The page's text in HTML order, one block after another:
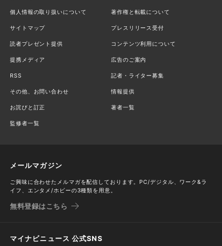
個人情報の取り扱いについて 著作権と転載について
サイトマップ プレスリリース受付
読者プレゼント提供 コンテンツ利用について
提携メディア 広告のご案内
RSS 記者・ライター募集
その他、お問い合わせ 情報提供
お詫びと訂正 著者一覧
監修者一覧
メールマガジン
ご興味に合わせたメルマガを配信しております。PC/デジタル、ワーク&ラ
イフ、エンタメ/ホビーの3種類を用意。
無料登録はこちら
マイナビニュース 公式SNS